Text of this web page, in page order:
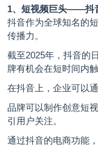
1、短视频巨头——抖
抖音作为全球知名的
传播力。
截至2025年，抖音的
牌有机会在短时间内
在抖音上，企业可以
品牌可以制作创意短
引用户关注。
通过抖音的电商功能